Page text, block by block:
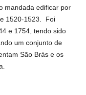
mandada edificar por
1520-1523.
Foi
e 1754, tendo sido
um conjunto de
São Brás e os